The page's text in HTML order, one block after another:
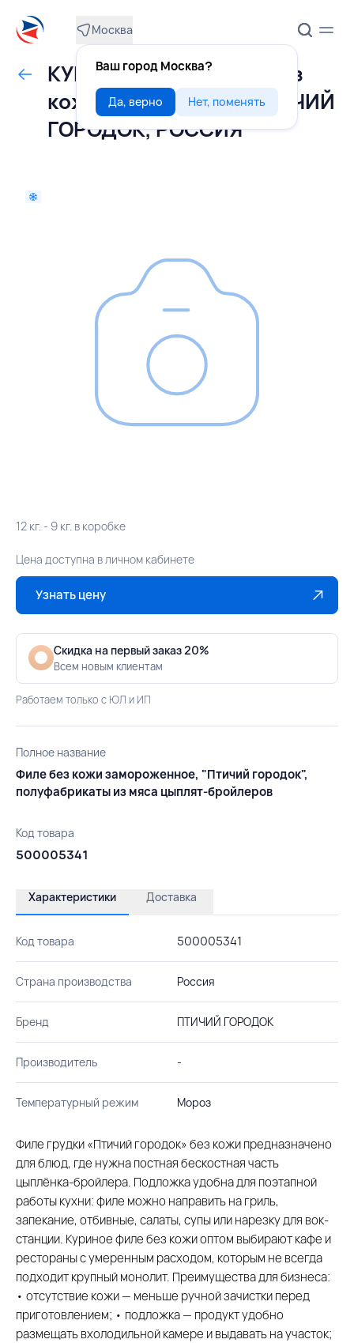
Москва
Ваш город Москва?
Да, верно Нет, поменять
КУРИЦА грудка филе без
кожи на подложке, ПТИЧИЙ
ГОРОДОК, РОССИЯ
12 кг. - 9 кг. в коробке
Цена доступна в личном кабинете
Узнать цену
Скидка на первый заказ 20%
Всем новым клиентам
Работаем только с ЮЛ и ИП
Полное название
Филе без кожи замороженное, "Птичий городок",
полуфабрикаты из мяса цыплят-бройлеров
Код товара
500005341
Характеристики Доставка
Код товара 500005341
Страна производства Россия
Бренд ПТИЧИЙ ГОРОДОК
Производитель -
Температурный режим Мороз
Филе грудки «Птичий городок» без кожи предназначено
для блюд, где нужна постная бескостная часть
цыплёнка-бройлера. Подложка удобна для поэтапной
работы кухни: филе можно направить на гриль,
запекание, отбивные, салаты, супы или нарезку для вок-
станции. Куриное филе без кожи оптом выбирают кафе и
рестораны с умеренным расходом, которым не всегда
подходит крупный монолит. Преимущества для бизнеса:
• отсутствие кожи — меньше ручной зачистки перед
приготовлением; • подложка — продукт удобно
размещать вхолодильной камере и выдавать на участок;